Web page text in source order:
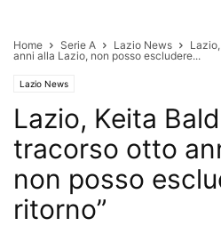
Home Serie A Lazio News
anni alla Lazio, non posso escludere...
Lazio News
Lazio, Keita
tracorso otto
non posso
ritorno”